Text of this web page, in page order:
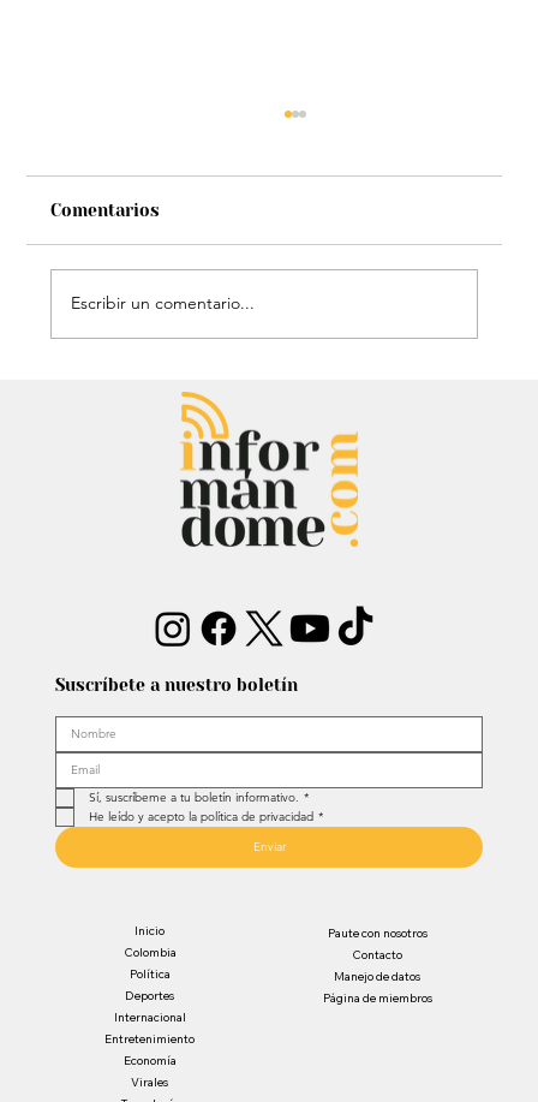
Entrevista: Sergio Fajardo y Edna
Bonilla aseguran superar las
encuestas y dar la sorpresa
Comentarios
Escribir un comentario...
Suscríbete a nuestro boletín
Sí, suscríbeme a tu boletín informativo. *
He leído y acepto la política de privacidad *
Enviar
Inicio
Colombia
Política
Deportes
Internacional
Entretenimiento
Economía
Virales
Paute con nosotros
Contacto
Manejo de datos
Página de miembros